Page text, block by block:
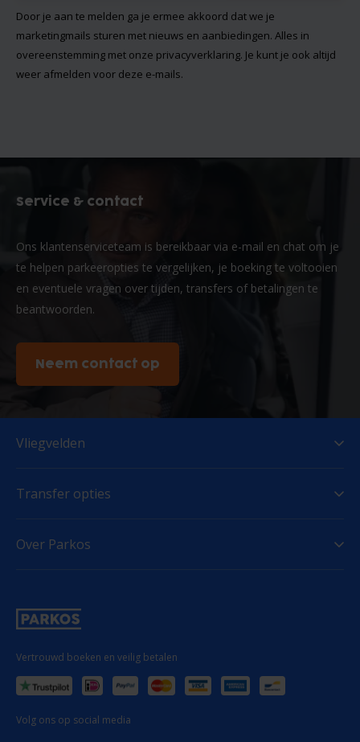
Door je aan te melden ga je ermee akkoord dat we je
marketingmails sturen met nieuws en aanbiedingen. Alles in
overeenstemming met onze privacyverklaring. Je kunt je ook altijd
weer afmelden voor deze e-mails.
Service & contact
Ons klantenserviceteam is bereikbaar via e-mail en chat om je
te helpen parkeeropties te vergelijken, je boeking te voltooien
en eventuele vragen over tijden, transfers of betalingen te
beantwoorden.
Neem contact op
Vertrouwd boeken en veilig betalen
Volg ons op social media
Vliegvelden
Transfer opties
Over Parkos